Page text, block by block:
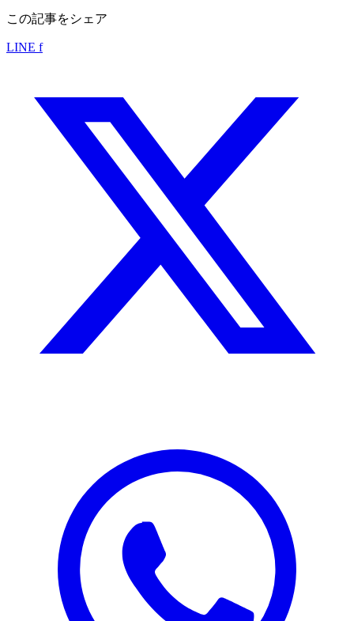
この記事をシェア
LINE f